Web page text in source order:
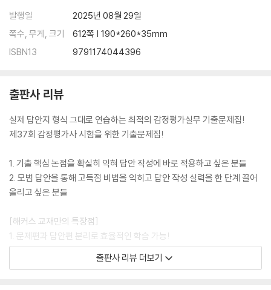
제29회 감정평가실무 기출
제30회 감정평가실무 기출
제31회 감정평가실무 기출
제34회 감정평가실무 기출
제36회 감정평가실무 기출
발행일
2025년 08월 29일
쪽수, 무게, 크기
612쪽 | 190*260*35mm
ISBN13
9791174044396
출판사 리뷰
실제 답안지 형식 그대로 연습하는 최적의 감정평가실무 기출문제집!
제37회 감정평가사 시험을 위한 기출문제집!
1. 기출 핵심 논점을 확실히 익혀 답안 작성에 바로 적용하고 싶은 분들
2. 모범 답안을 통해 고득점 비법을 익히고 답안 작성 실력을 한 단계 끌어
올리고 싶은 분들
[해커스 교재만의 특장점]
1. 문제편과 답안편 분리로 효율적인 학습 가능!
문제집과 답안을 별도로 분리하여, 문제와 답안을 한 눈에 보면서 편하게
출판사 리뷰 더보기